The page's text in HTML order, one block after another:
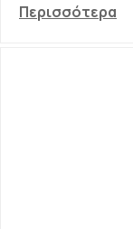
Περισσότερα